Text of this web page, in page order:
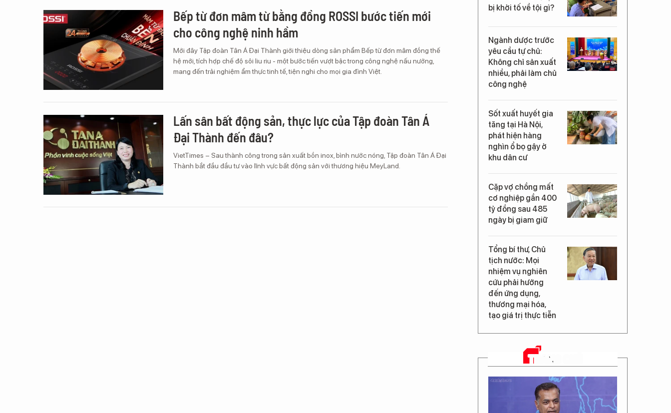
Bếp từ đơn mâm từ bằng đồng ROSSI bước tiến mới
cho công nghệ ninh hầm
Mới đây Tập đoàn Tân Á Đại Thành giới thiệu dòng sản phẩm Bếp từ đơn mâm đồng thế
hệ mới, tích hợp chế độ sôi liu riu - một bước tiến vượt bậc trong công nghệ nấu nướng,
mang đến trải nghiệm ẩm thực tinh tế, tiện nghi cho mọi gia đình Việt.
Lấn sân bất động sản, thực lực của Tập đoàn Tân Á
Đại Thành đến đâu?
VietTimes – Sau thành công trong sản xuất bồn inox, bình nước nóng, Tập đoàn Tân Á Đại
Thành bắt đầu đầu tư vào lĩnh vực bất động sản với thương hiệu MeyLand.
bị khởi tố về tội gì?
Ngành dược trước
yêu cầu tự chủ:
Không chỉ sản xuất
nhiều, phải làm chủ
công nghệ
Sốt xuất huyết gia
tăng tại Hà Nội,
phát hiện hàng
nghìn ổ bọ gậy ở
khu dân cư
Cặp vợ chồng mất
cơ nghiệp gần 400
tỷ đồng sau 485
ngày bị giam giữ
Tổng bí thư, Chủ
tịch nước: Mọi
nhiệm vụ nghiên
cứu phải hướng
đến ứng dụng,
thương mại hóa,
tạo giá trị thực tiễn
TRANG CHỦ